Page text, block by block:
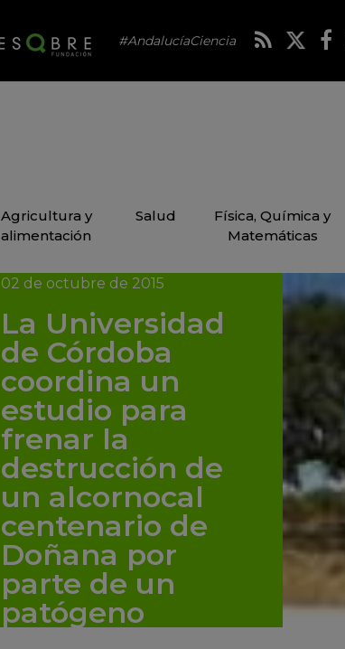
#AndalucíaCiencia
Agricultura y
alimentación
Salud
Física, Química y
Matemáticas
02 de octubre de 2015
La Universidad
de Córdoba
coordina un
estudio para
frenar la
destrucción de
un alcornocal
centenario de
Doñana por
parte de un
patógeno